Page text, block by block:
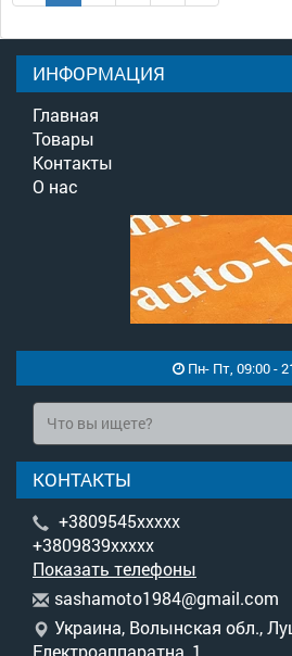
ИНФОРМАЦИЯ
Главная
Товары
Контакты
О нас
Пн- Пт, 09:00 -
КОНТАКТЫ
+3809545xxxxx
+3809839xxxxx
Показать телефоны
sashamoto1984@gmail.com
Украина, Волынская обл.,
Електроаппаратна, 1